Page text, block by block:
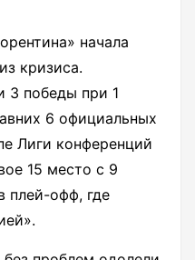
начала
кризиса.
3 победы при 1
6 официальных
Лиги конференций
15 место с 9
плей-офф, где